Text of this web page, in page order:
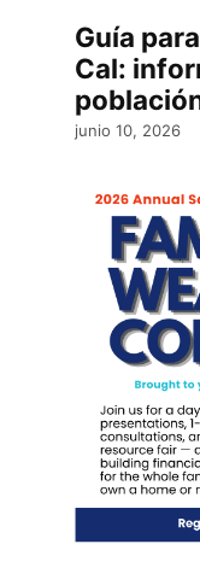
Guía
Cal:
junio 10, 2026